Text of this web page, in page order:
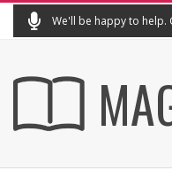
We'll be happy to help.